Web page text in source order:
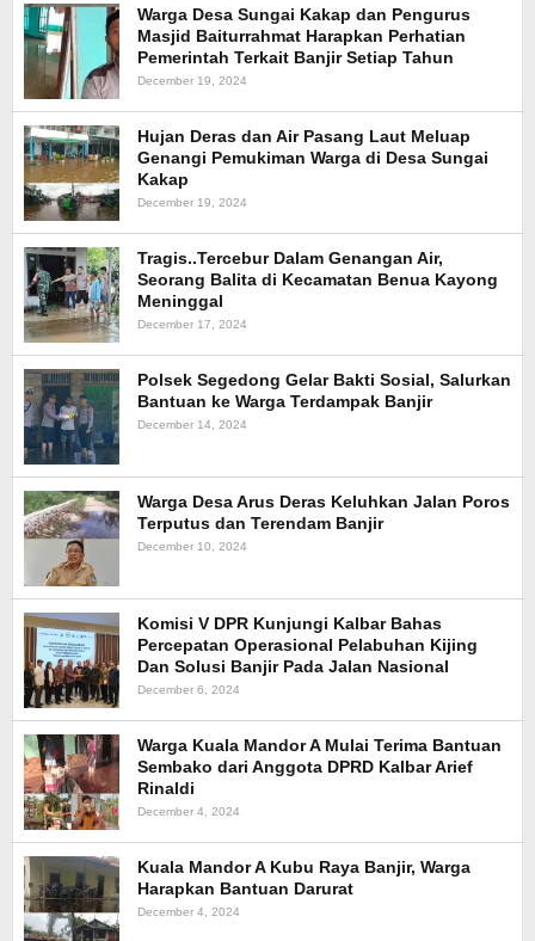
Warga Desa Sungai Kakap dan Pengurus
Masjid Baiturrahmat Harapkan Perhatian
Pemerintah Terkait Banjir Setiap Tahun
December 19, 2024
Hujan Deras dan Air Pasang Laut Meluap
Genangi Pemukiman Warga di Desa Sungai
Kakap
December 19, 2024
Tragis..Tercebur Dalam Genangan Air,
Seorang Balita di Kecamatan Benua Kayong
Meninggal
December 17, 2024
Polsek Segedong Gelar Bakti Sosial, Salurkan
Bantuan ke Warga Terdampak Banjir
December 14, 2024
Warga Desa Arus Deras Keluhkan Jalan Poros
Terputus dan Terendam Banjir
December 10, 2024
Komisi V DPR Kunjungi Kalbar Bahas
Percepatan Operasional Pelabuhan Kijing
Dan Solusi Banjir Pada Jalan Nasional
December 6, 2024
Warga Kuala Mandor A Mulai Terima Bantuan
Sembako dari Anggota DPRD Kalbar Arief
Rinaldi
December 4, 2024
Kuala Mandor A Kubu Raya Banjir, Warga
Harapkan Bantuan Darurat
December 4, 2024